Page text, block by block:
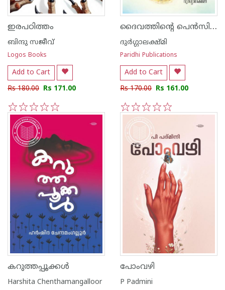
ഇരപഠിത്തം
ബിന്ദു സജീവ്
Logos Books
Add to Cart
Rs 180.00 Rs 171.00
5
4
3
2
1
ദൈവത്തിന്റെ പെൻസിൽ
ദുർഗ്ഗാലക്ഷ്മി
Paridhi Publications
Add to Cart
Rs 170.00 Rs 161.00
5
4
3
2
1
കറുത്തപ്പൂക്കൾ
Harshita Chenthamangalloor
പോംവഴി
P Padmini